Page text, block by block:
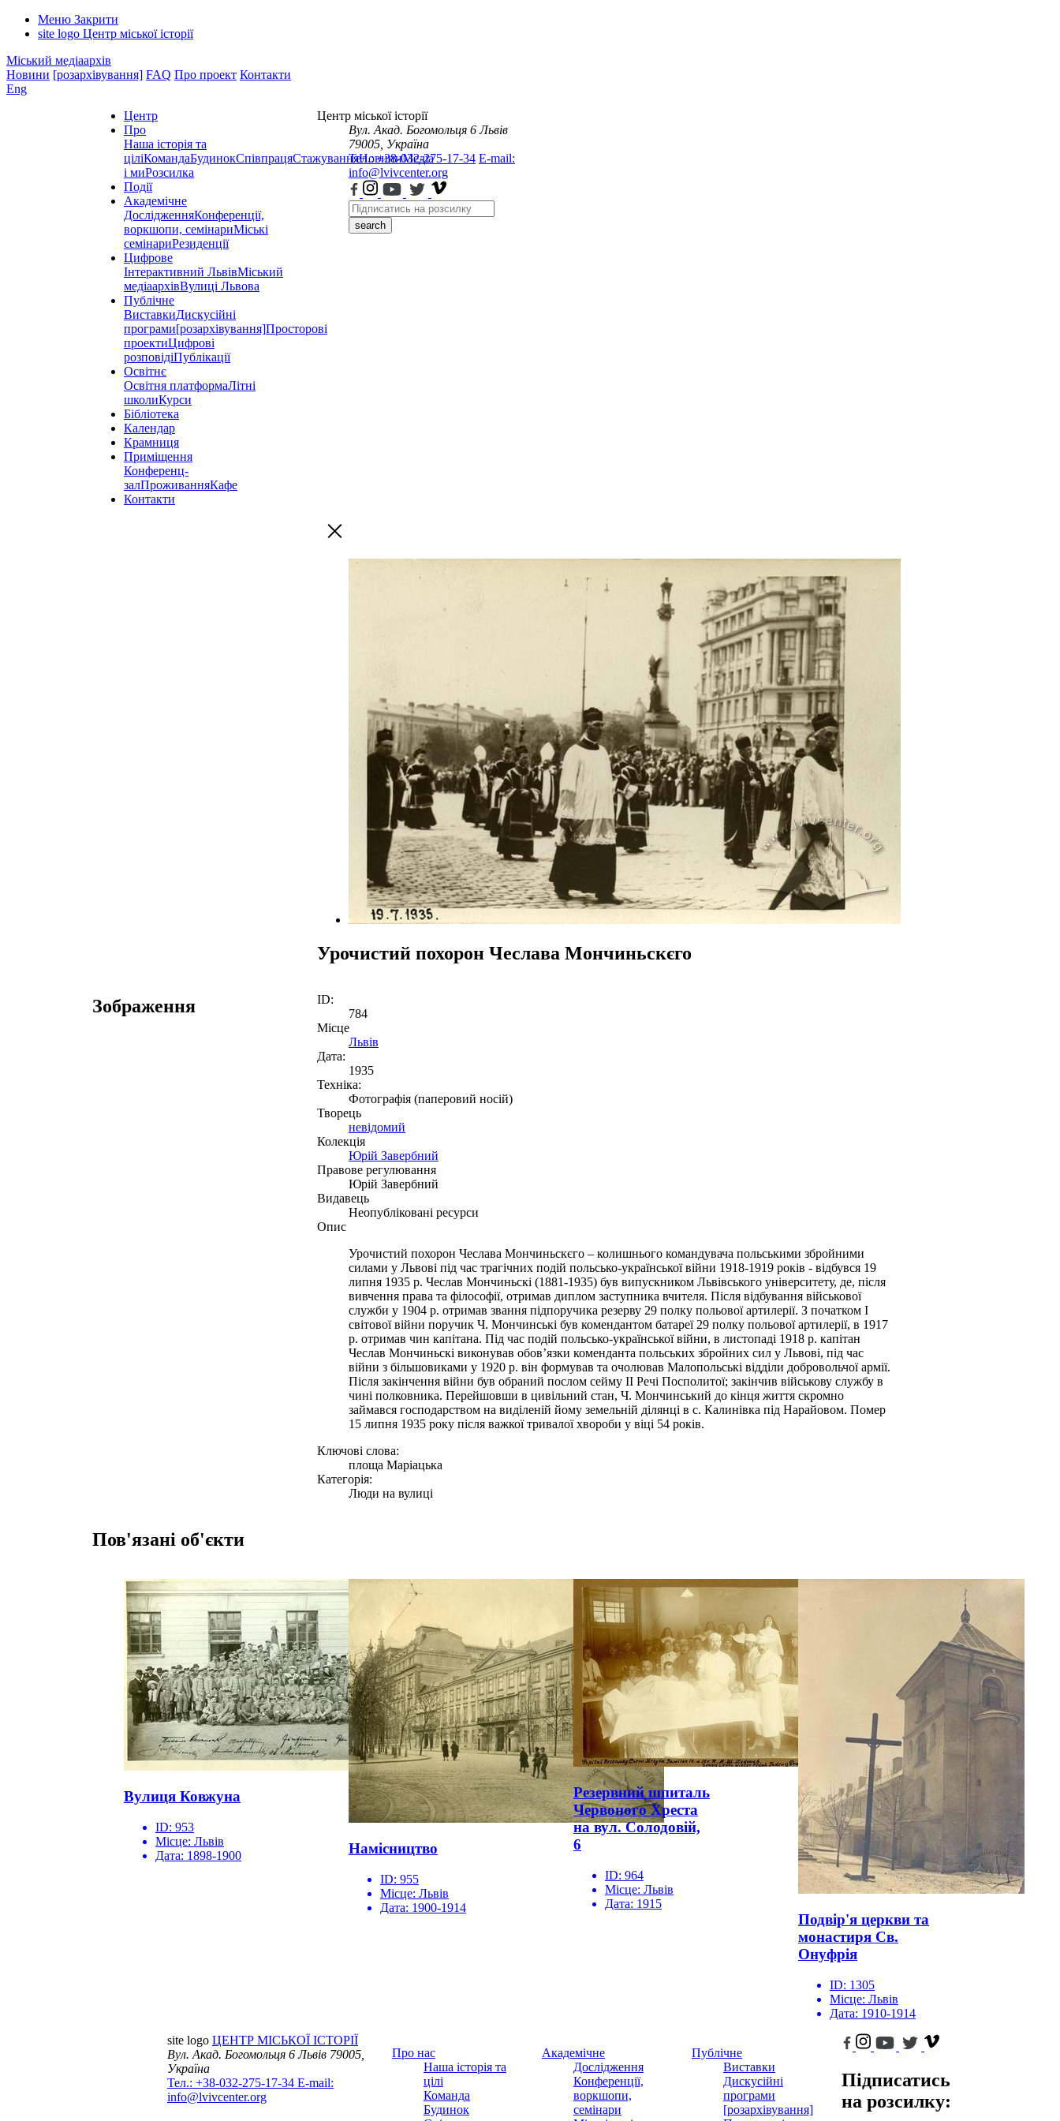
Меню Закрити
site logo Центр міської історії
Міський медіаархів
Новини [розархівування] FAQ Про проект Контакти
Eng
Центр
Про
Наша історія та
ціліКомандаБудинокСпівпрацяСтажуванняНовиниМедіа
і миРозсилка
Події
Академічне
ДослідженняКонференції,
воркшопи, семінариМіські
семінариРезиденції
Цифрове
Інтерактивний ЛьвівМіський
медіаархівВулиці Львова
Публічне
ВиставкиДискусійні
програми[розархівування]Просторові
проектиЦифрові
розповідіПублікації
Освітнє
Освітня платформаЛітні
школиКурси
Бібліотека
Календар
Крамниця
Приміщення
Конференц-
залПроживанняКафе
Контакти
Центр міської історії
Вул. Акад. Богомольця 6 Львів
79005, Україна
Тел.: +38-032-275-17-34 E-mail:
info@lvivcenter.org
search
Урочистий похорон Чеслава Мончиньскєго
Зображення
ID:
784
Місце
Львів
Дата:
1935
Техніка:
Фотографія (паперовий носій)
Творець
невідомий
Колекція
Юрій Завербний
Правове регулювання
Юрій Завербний
Видавець
Неопубліковані ресурси
Опис
Урочистий похорон Чеслава Мончиньскєго – колишнього командувача польськими збройними
силами у Львові під час трагічних подій польсько-української війни 1918-1919 років - відбувся 19
липня 1935 р. Чеслав Мончиньскі (1881-1935) був випускником Львівського університету, де, після
вивчення права та філософії, отримав диплом заступника вчителя. Після відбування військової
служби у 1904 р. отримав звання підпоручика резерву 29 полку польової артилерії. З початком І
світової війни поручик Ч. Мончинські був комендантом батареї 29 полку польової артилерії, в 1917
р. отримав чин капітана. Під час подій польсько-української війни, в листопаді 1918 р. капітан
Чеслав Мончиньскі виконував обов’язки коменданта польських збройних сил у Львові, під час
війни з більшовиками у 1920 р. він формував та очолював Малопольські відділи добровольчої армії.
Після закінчення війни був обраний послом сейму ІІ Речі Посполитої; закінчив військову службу в
чині полковника. Перейшовши в цивільний стан, Ч. Мончинський до кінця життя скромно
займався господарством на виділеній йому земельній ділянці в с. Калинівка під Нарайовом. Помер
15 липня 1935 року після важкої тривалої хвороби у віці 54 років.
Ключові слова:
площа Марiaцька
Категорія:
Люди на вулиці
Пов'язані об'єкти
Вулиця Ковжуна
ID: 953
Місце: Львів
Дата: 1898-1900 Намісництво
ID: 955
Місце: Львів
Дата: 1900-1914
Резервний шпиталь
Червоного Хреста
на вул. Солодовій,
6
ID: 964
Місце: Львів
Дата: 1915
Подвір'я церкви та
монастиря Св.
Онуфрія
ID: 1305
Місце: Львів
Дата: 1910-1914
site logo ЦЕНТР МІСЬКОЇ ІСТОРІЇ
Вул. Акад. Богомольця 6Львів 79005,
Україна
Тел.: +38-032-275-17-34 E-mail:
info@lvivcenter.org
Про нас
Наша історія та
цілі
Команда
Будинок
Академічне
Дослідження
Конференції,
воркшопи,
семінари
Публічне
Виставки
Дискусійні
програми
[розархівування]
Підписатись
на розсилку: